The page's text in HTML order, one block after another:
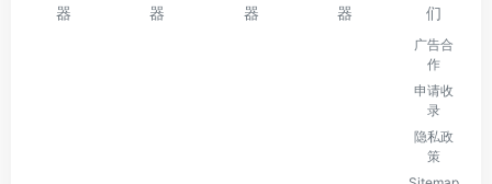
器
器
器
器
们
广告合
作
申请收
录
隐私政
策